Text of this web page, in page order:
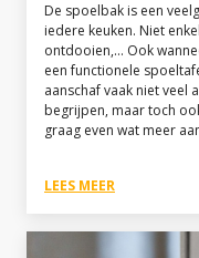
De spoelbak is een
iedere keuken. Niet
ontdooien,... Ook
een functionele
aanschaf vaak niet veel
begrijpen, maar toch
graag even wat meer
LEES MEER